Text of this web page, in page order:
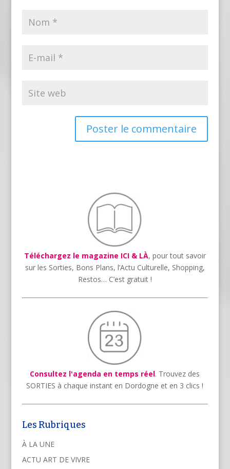
Téléchargez le magazine ICI & LÀ, pour tout savoir
sur les Sorties, Bons Plans, l’Actu Culturelle, Shopping,
Restos… C’est gratuit !
Consultez l'agenda en temps réel. Trouvez des
SORTIES à chaque instant en Dordogne et en 3 clics !
Les Rubriques
À LA UNE
ACTU ART DE VIVRE